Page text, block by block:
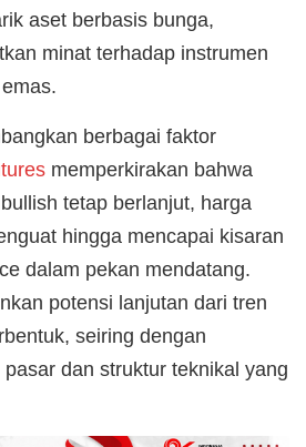
aset berbasis bunga,
minat terhadap instrumen
berbagai faktor
memperkirakan bahwa
tetap berlanjut, harga
hingga mencapai kisaran
dalam pekan mendatang.
potensi lanjutan dari tren
seiring dengan
dan struktur teknikal yang